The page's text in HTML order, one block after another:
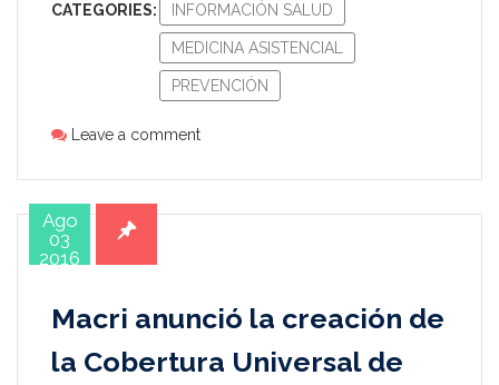
CATEGORIES: INFORMACIÓN SALUD
MEDICINA ASISTENCIAL
PREVENCIÓN
Leave a comment
Ago
03
2016
Macri anunció la creación de
la Cobertura Universal de